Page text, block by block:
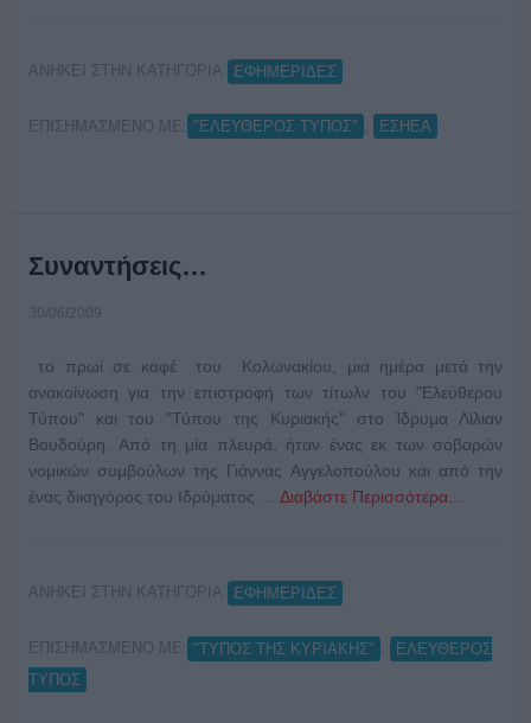
ΑΝΗΚΕΙ ΣΤΗΝ ΚΑΤΗΓΟΡΙΑ: ΕΦΗΜΕΡΙΔΕΣ
ΕΠΙΣΗΜΑΣΜΕΝΟ ΜΕ: "ΕΛΕΥΘΕΡΟΣ ΤΥΠΟΣ" ΕΣΗΕΑ
Συναντήσεις…
30/06/2009
το πρωί σε καφέ του Κολωνακίου, μια ημέρα μετά την
ανακοίνωση για την επιστροφή των τίτωλν του "Ελεύθερου
Τύπου" και του "Τύπου της Κυριακής" στο Ίδρυμα Λίλιαν
Βουδούρη. Από τη μία πλευρά, ήταν ένας εκ των σοβαρών
νομικών συμβούλων της Γιάννας Αγγελοπούλου και από την
ένας δικηγόρος του Ιδρύματος … Διαβάστε Περισσότερα...
ΑΝΗΚΕΙ ΣΤΗΝ ΚΑΤΗΓΟΡΙΑ: ΕΦΗΜΕΡΙΔΕΣ
ΕΠΙΣΗΜΑΣΜΕΝΟ ΜΕ: "ΤΥΠΟΣ ΤΗΣ ΚΥΡΙΑΚΗΣ"
ΕΛΕΥΘΕΡΟΣ
ΤΥΠΟΣ